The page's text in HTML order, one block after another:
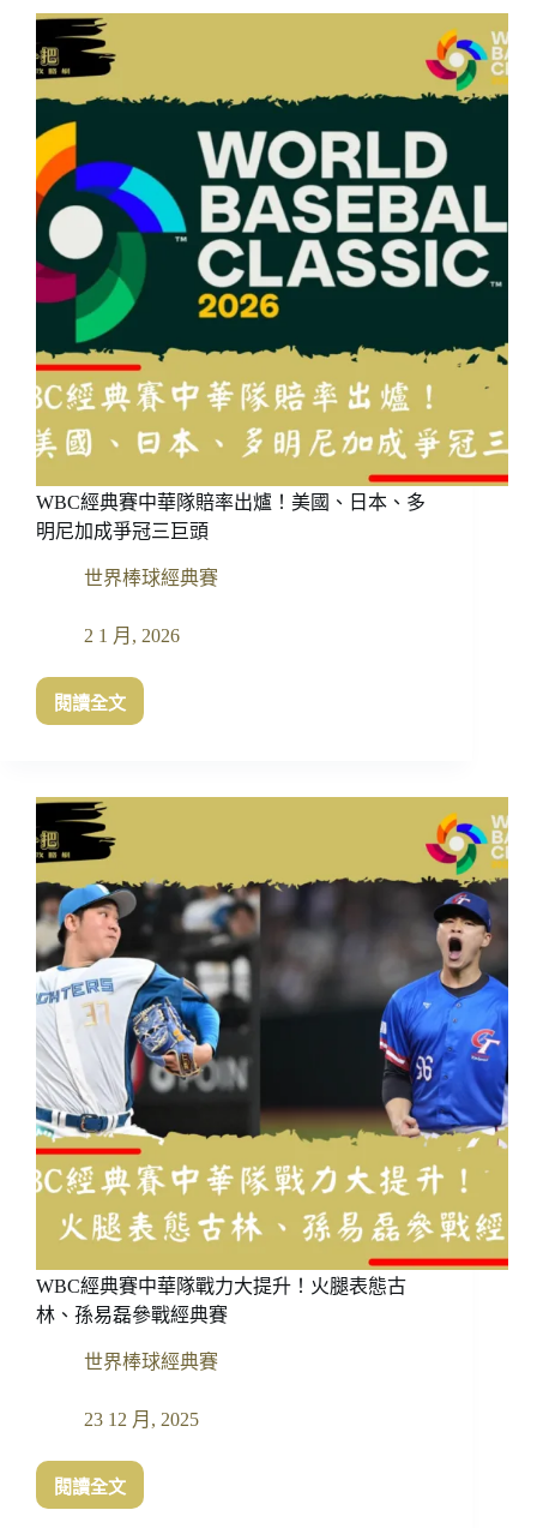
日
本
隊
主
弘
和
下
達
必
勝
令！
點
名
山
本
由
伸、
菅
智
WBC經典賽中華隊賠率出爐！美國、日本、多
明尼加成爭冠三巨頭
世界棒球經典賽
2 1 月, 2026
閱讀全文
WBC
中
華
隊
賠
率
出
爐！
美
國、
本、
多
明
尼
加
成
爭
冠
三
巨
頭
WBC經典賽中華隊戰力大提升！火腿表態古
林、孫易磊參戰經典賽
世界棒球經典賽
23 12 月, 2025
閱讀全文
WBC